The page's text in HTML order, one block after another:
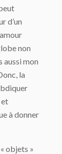
d’un
non
aussi mon
la
et
à donner
objets »